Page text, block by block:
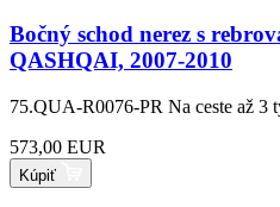
Bočný schod nerez s
QASHQAI, 2007-2010
75.QUA-R0076-PR Na ceste až 3
573,00 EUR
Kúpiť